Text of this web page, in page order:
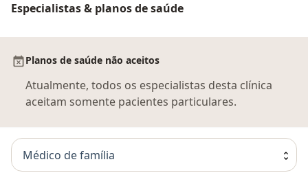
Especialistas & planos de saúde
Planos de saúde não aceitos
Atualmente, todos os especialistas desta clínica
aceitam somente pacientes particulares.
Médico de família